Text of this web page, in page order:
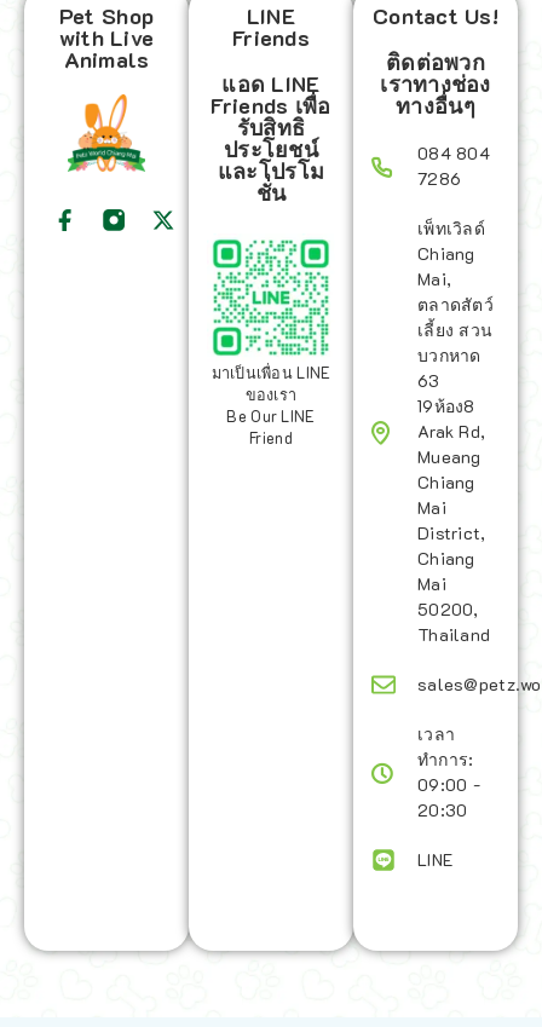
Pet Shop
with Live
Animals
LINE
Friends
แอด LINE
Friends เพื่อ
รับสิทธิ
ประโยชน์
และโปรโม
ชั่น
มาเป็นเพื่อน LINE
ของเรา
Be Our LINE
Friend
Contact Us!
ติดต่อพวก
เราทางช่อง
ทางอื่นๆ
084 804
7286
เพ็ทเวิลด์
Chiang
Mai,
ตลาดสัตว์
เลี้ยง สวน
บวกหาด
63
19ห้อง8
Arak Rd,
Mueang
Chiang
Mai
District,
Chiang
Mai
50200,
Thailand
เวลา
ทำการ:
09:00 -
20:30
LINE